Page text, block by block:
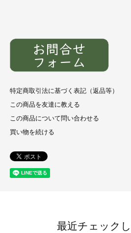
特定商取引法に基づく表記（返品等）
この商品を友達に教える
この商品について問い合わせる
買い物を続ける
最近チェック